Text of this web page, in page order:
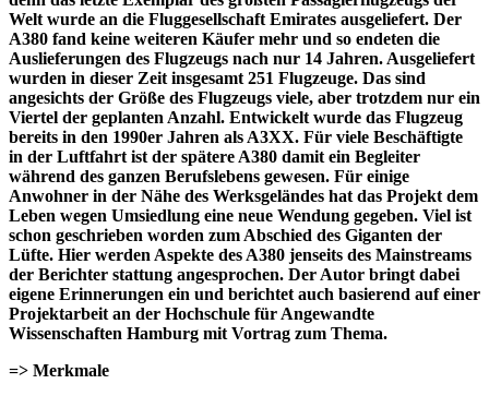
Welt wurde an die Fluggesellschaft Emirates ausgeliefert. Der
A380 fand keine weiteren Käufer mehr und so endeten die
Auslieferungen des Flugzeugs nach nur 14 Jahren. Ausgeliefert
wurden in dieser Zeit insgesamt 251 Flugzeuge. Das sind
angesichts der Größe des Flugzeugs viele, aber trotzdem nur ein
Viertel der geplanten Anzahl. Entwickelt wurde das Flugzeug
bereits in den 1990er Jahren als A3XX. Für viele Beschäftigte
in der Luftfahrt ist der spätere A380 damit ein Begleiter
während des ganzen Berufslebens gewesen. Für einige
Anwohner in der Nähe des Werksgeländes hat das Projekt dem
Leben wegen Umsiedlung eine neue Wendung gegeben. Viel ist
schon geschrieben worden zum Abschied des Giganten der
Lüfte. Hier werden Aspekte des A380 jenseits des Mainstreams
der Berichter stattung angesprochen. Der Autor bringt dabei
eigene Erinnerungen ein und berichtet auch basierend auf einer
Projektarbeit an der Hochschule für Angewandte
Wissenschaften Hamburg mit Vortrag zum Thema.
=> Merkmale